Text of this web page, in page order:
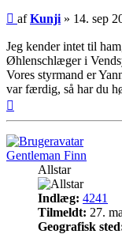
Indlæg
afKunji » 14. sep
Jeg kender intet til
Øhlenschlæger i
Vores styrmand er
var færdig, så har du
Gentleman Finn
Allstar
Indlæg: 4241
Tilmeldt: 27.
Geografisk